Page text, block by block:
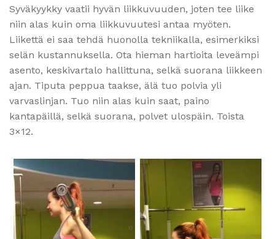
Syväkyykky vaatii hyvän liikkuvuuden, joten tee liike
niin alas kuin oma liikkuvuutesi antaa myöten.
Liikettä ei saa tehdä huonolla tekniikalla, esimerkiksi
selän kustannuksella. Ota hieman hartioita leveämpi
asento, keskivartalo hallittuna, selkä suorana liikkeen
ajan. Tiputa peppua taakse, älä tuo polvia yli
varvaslinjan. Tuo niin alas kuin saat, paino
kantapäillä, selkä suorana, polvet ulospäin. Toista
3×12.